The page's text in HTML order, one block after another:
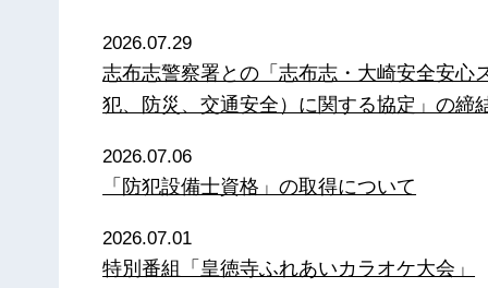
2026.07.29
志布志警察署との「志布志・大崎安全安心
犯、防災、交通安全）に関する協定」の締
2026.07.06
「防犯設備士資格」の取得について
2026.07.01
特別番組「皇徳寺ふれあいカラオケ大会」